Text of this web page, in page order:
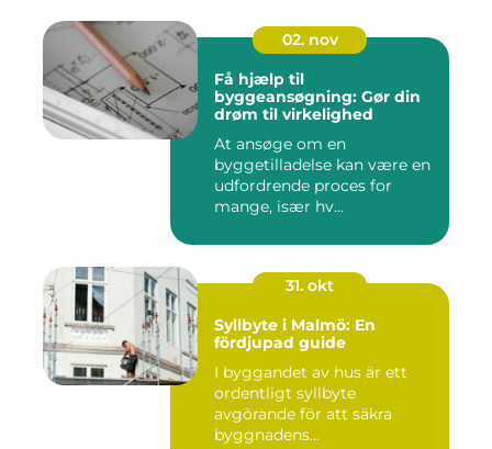
02. nov
Få hjælp til
byggeansøgning: Gør din
drøm til virkelighed
At ansøge om en
byggetilladelse kan være en
udfordrende proces for
mange, især hv...
31. okt
Syllbyte i Malmö: En
fördjupad guide
I byggandet av hus är ett
ordentligt syllbyte
avgörande för att säkra
byggnadens...